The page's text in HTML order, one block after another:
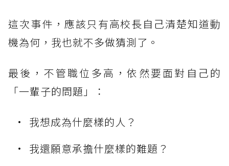
這次事件，應該只有高校長自己清楚知道動
機為何，我也就不多做猜測了。
最後，不管職位多高，依然要面對自己的
「一輩子的問題」：
我想成為什麼樣的人？
我還願意承擔什麼樣的難題？